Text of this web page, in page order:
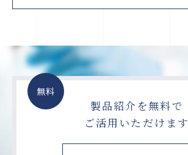
無料
製品紹介を無料で
ご活用いただけます